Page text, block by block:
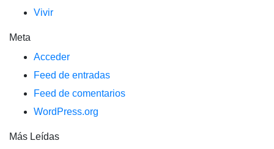
Vivir
Meta
Acceder
Feed de entradas
Feed de comentarios
WordPress.org
Más Leídas